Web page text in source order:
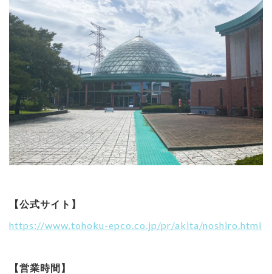
【公式サイト】
https://www.tohoku-epco.co.jp/pr/akita/noshiro.html
【営業時間】